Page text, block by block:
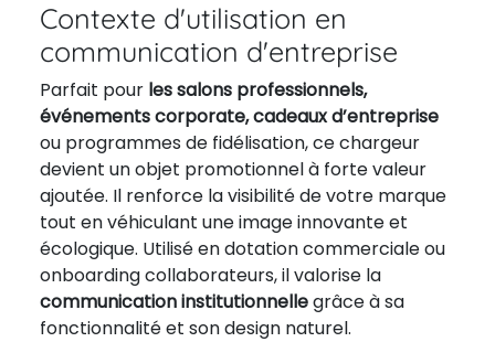
Contexte d'utilisation en
communication d'entreprise
Parfait pour les salons professionnels,
événements corporate, cadeaux d’entreprise
ou programmes de fidélisation, ce chargeur
devient un objet promotionnel à forte valeur
ajoutée. Il renforce la visibilité de votre marque
tout en véhiculant une image innovante et
écologique. Utilisé en dotation commerciale ou
onboarding collaborateurs, il valorise la
communication institutionnellegrâce à sa
fonctionnalité et son design naturel.